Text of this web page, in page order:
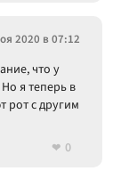
2020 в 07:12
что у
я теперь в
рот с другим
0